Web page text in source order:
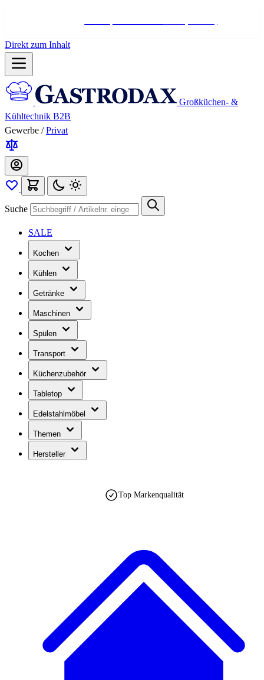
Direkt zum Inhalt
Großküchen- &
Kühltechnik B2B
Gewerbe / Privat
Suche
SALE
Kochen
Kühlen
Getränke
Maschinen
Spülen
Transport
Küchenzubehör
Tabletop
Edelstahlmöbel
Themen
Hersteller
Top Markenqualität